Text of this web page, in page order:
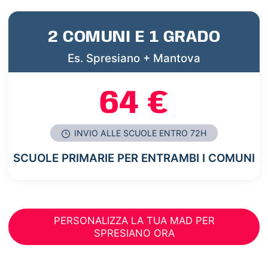
2 COMUNI E 1 GRADO
Es. Spresiano + Mantova
64 €
INVIO ALLE SCUOLE ENTRO 72H
SCUOLE PRIMARIE PER ENTRAMBI I COMUNI
PERSONALIZZA LA TUA MAD PER
SPRESIANO ORA